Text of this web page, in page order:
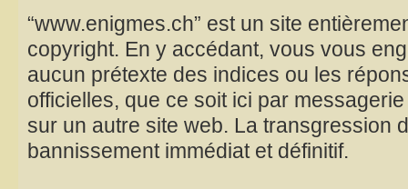
“www.enigmes.ch” est un site
copyright. En y accédant, vous vous
aucun prétexte des indices ou les
officielles, que ce soit ici par
sur un autre site web. La transgression
bannissement immédiat et définitif.